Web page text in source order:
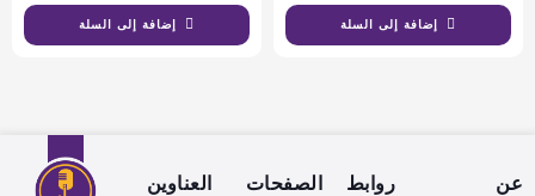
إضافة إلى السلة إضافة إلى السلة
عن
روابط
الصفحات العناوين